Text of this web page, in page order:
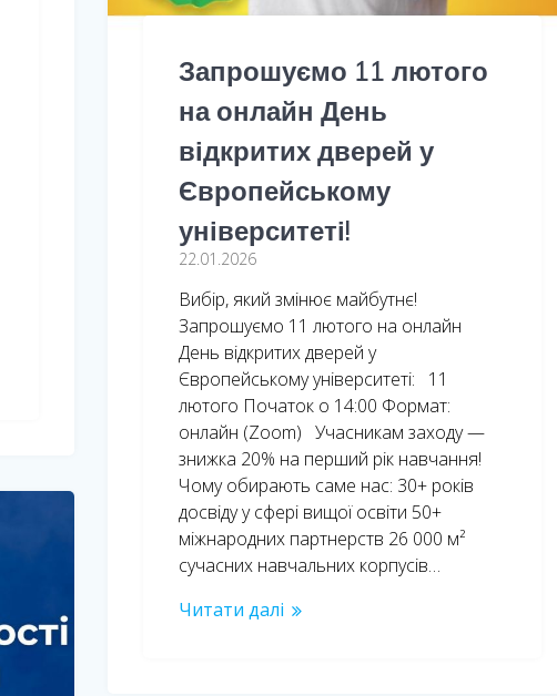
Запрошуємо 11 лютого
на онлайн День
відкритих дверей у
Європейському
університеті!
22.01.2026
Вибір, який змінює майбутнє!
Запрошуємо 11 лютого на онлайн
День відкритих дверей у
Європейському університеті: 11
лютого Початок о 14:00 Формат:
онлайн (Zoom) Учасникам заходу —
знижка 20% на перший рік навчання!
Чому обирають саме нас: 30+ років
досвіду у сфері вищої освіти 50+
міжнародних партнерств 26 000 м²
сучасних навчальних корпусів…
Читати далі